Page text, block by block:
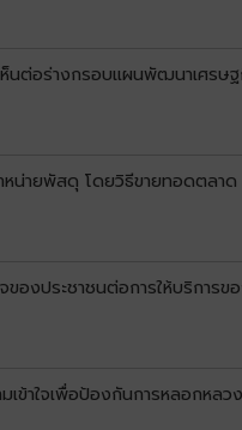
นต่อร่างกรอบแผนพัฒนาเศรษ
หน่ายพัสดุ โดยวิธีขายทอดตลา
ของประชาชนต่อการให้บริการ
เข้าใจเพื่อป้องกันการหลอกหล